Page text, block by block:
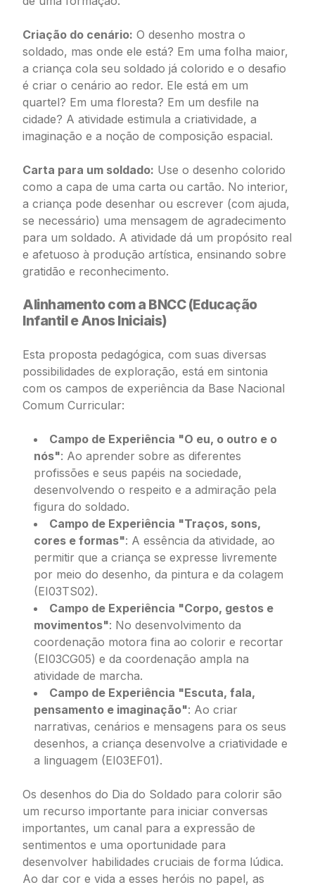
Criação do cenário: O desenho mostra o
soldado, mas onde ele está? Em uma folha maior,
a criança cola seu soldado já colorido e o desafio
é criar o cenário ao redor. Ele está em um
quartel? Em uma floresta? Em um desfile na
cidade? A atividade estimula a criatividade, a
imaginação e a noção de composição espacial.
Carta para um soldado: Use o desenho colorido
como a capa de uma carta ou cartão. No interior,
a criança pode desenhar ou escrever (com ajuda,
se necessário) uma mensagem de agradecimento
para um soldado. A atividade dá um propósito real
e afetuoso à produção artística, ensinando sobre
gratidão e reconhecimento.
Alinhamento com a BNCC (Educação
Infantil e Anos Iniciais)
Esta proposta pedagógica, com suas diversas
possibilidades de exploração, está em sintonia
com os campos de experiência da Base Nacional
Comum Curricular:
Campo de Experiência "O eu, o outro e o
nós": Ao aprender sobre as diferentes
profissões e seus papéis na sociedade,
desenvolvendo o respeito e a admiração pela
figura do soldado.
Campo de Experiência "Traços, sons,
cores e formas": A essência da atividade, ao
permitir que a criança se expresse livremente
por meio do desenho, da pintura e da colagem
(EI03TS02).
Campo de Experiência "Corpo, gestos e
movimentos": No desenvolvimento da
coordenação motora fina ao colorir e recortar
(EI03CG05) e da coordenação ampla na
atividade de marcha.
Campo de Experiência "Escuta, fala,
pensamento e imaginação": Ao criar
narrativas, cenários e mensagens para os seus
desenhos, a criança desenvolve a criatividade e
a linguagem (EI03EF01).
Os desenhos do Dia do Soldado para colorir são
um recurso importante para iniciar conversas
importantes, um canal para a expressão de
sentimentos e uma oportunidade para
desenvolver habilidades cruciais de forma lúdica.
Ao dar cor e vida a esses heróis no papel, as